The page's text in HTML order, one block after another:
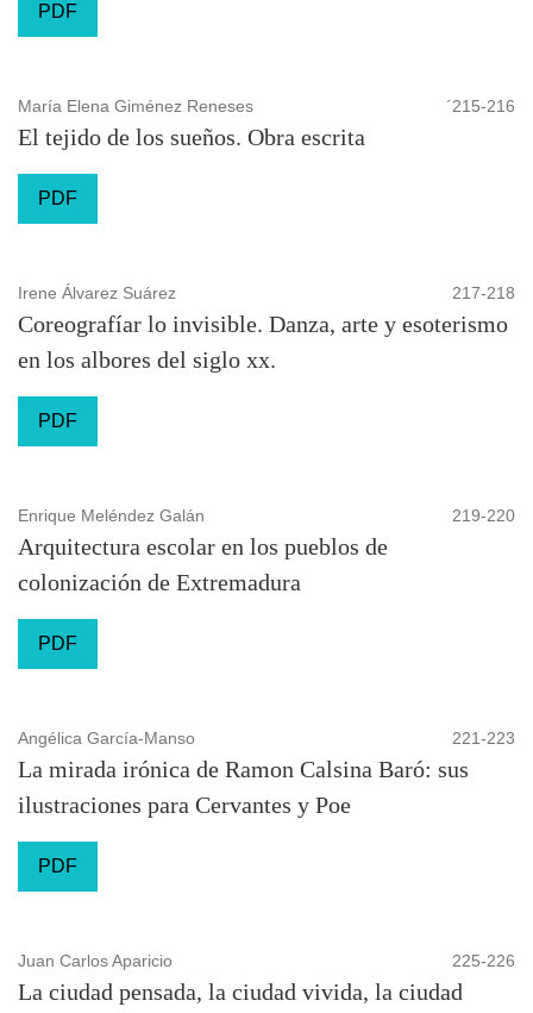
PDF
María Elena Giménez Reneses ´215-216
El tejido de los sueños. Obra escrita
PDF
Irene Álvarez Suárez 217-218
Coreografíar lo invisible. Danza, arte y esoterismo
en los albores del siglo xx.
PDF
Enrique Meléndez Galán 219-220
Arquitectura escolar en los pueblos de
colonización de Extremadura
PDF
Angélica García-Manso 221-223
La mirada irónica de Ramon Calsina Baró: sus
ilustraciones para Cervantes y Poe
PDF
Juan Carlos Aparicio 225-226
La ciudad pensada, la ciudad vivida, la ciudad